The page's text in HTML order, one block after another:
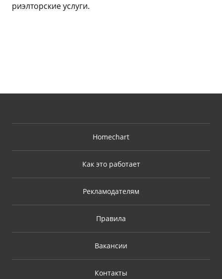
риэлторские услуги.
Homechart
Как это работает
Рекламодателям
Правила
Вакансии
Контакты